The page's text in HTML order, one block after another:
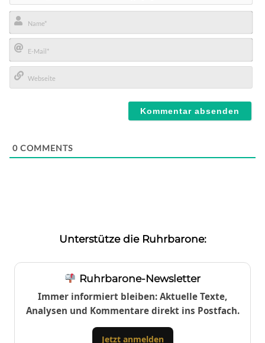
Name*
E-
Mail*
0 COMMENTS
Unterstütze die Ruhrbarone:
Ruhrbarone-Newsletter
Immer informiert bleiben: Aktuelle Texte,
Analysen und Kommentare direkt ins Postfach.
Jetzt anmelden